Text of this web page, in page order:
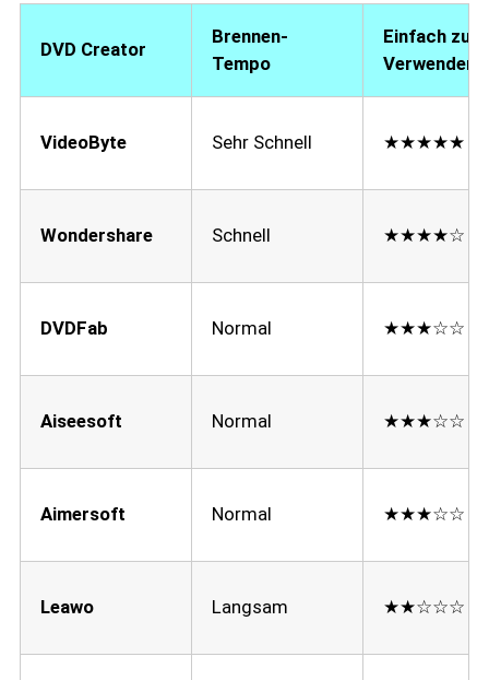
DVD Creator
Brennen-
Tempo
Einfach zu
Verwenden
VideoByte Sehr Schnell ★★★★★
Wondershare Schnell ★★★★☆
DVDFab Normal ★★★☆☆
Aiseesoft Normal ★★★☆☆
Aimersoft Normal ★★★☆☆
Leawo Langsam ★★☆☆☆